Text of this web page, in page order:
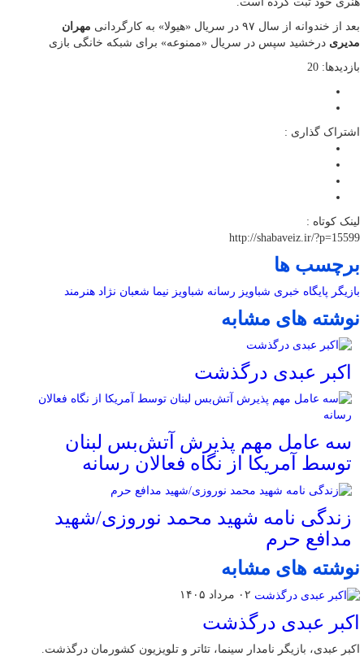
بعد از خندوانه از سال ۹۷ در سریال «هیولا» به کارگردانی
مهران
مدیری درخشید سپس در سریال «ممنوعه» برای شبکه خانگی بازی
بازدیدها: 20
اشتراک گذاری :
لینک کوتاه :
http://shabaveiz.ir/?p=15599
برچسب ها
بازیگر پایگاه خبری شباویز رسانه شباویز نیما شعبان نژاد هنرمند
نوشته های مشابه
اکبر عبدی درگذشت
سه عامل مهم پذیرش آتش‌بس لبنان
توسط آمریکا از نگاه فعالان رسانه
زندگی نامه شهید محمد نوروزی/شهید
مدافع حرم
نوشته های مشابه
۰۲ مرداد ۱۴۰۵
اکبر عبدی درگذشت
اکبر عبدی، بازیگر نامدار سینما، تئاتر و تلویزیون کشورمان درگذشت.